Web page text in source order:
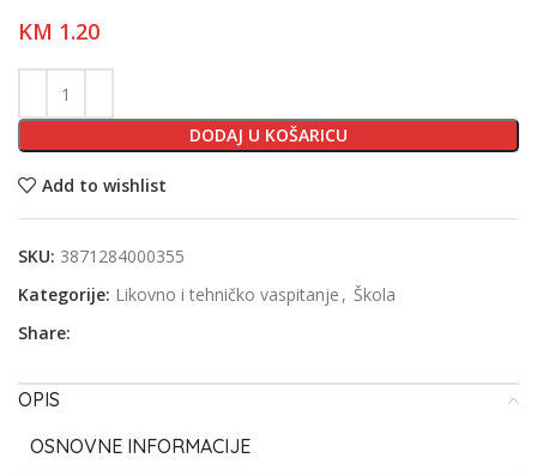
KM 1.20
DODAJ U KOŠARICU
Add to wishlist
SKU: 3871284000355
Kategorije: Likovno i tehničko vaspitanje , Škola
Share:
OPIS
OSNOVNE INFORMACIJE